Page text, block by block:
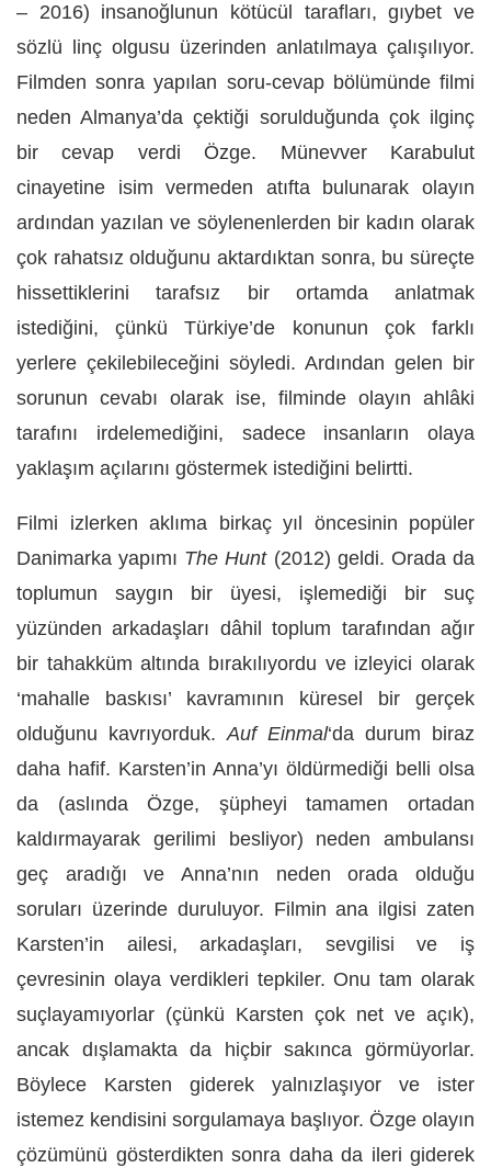
– 2016) insanoğlunun kötücül tarafları, gıybet ve
sözlü linç olgusu üzerinden anlatılmaya çalışılıyor.
Filmden sonra yapılan soru-cevap bölümünde filmi
neden Almanya’da çektiği sorulduğunda çok ilginç
bir cevap verdi Özge. Münevver Karabulut
cinayetine isim vermeden atıfta bulunarak olayın
ardından yazılan ve söylenenlerden bir kadın olarak
çok rahatsız olduğunu aktardıktan sonra, bu süreçte
hissettiklerini tarafsız bir ortamda anlatmak
istediğini, çünkü Türkiye’de konunun çok farklı
yerlere çekilebileceğini söyledi. Ardından gelen bir
sorunun cevabı olarak ise, filminde olayın ahlâki
tarafını irdelemediğini, sadece insanların olaya
yaklaşım açılarını göstermek istediğini belirtti.
Filmi izlerken aklıma birkaç yıl öncesinin popüler
Danimarka yapımı The Hunt (2012) geldi. Orada da
toplumun saygın bir üyesi, işlemediği bir suç
yüzünden arkadaşları dâhil toplum tarafından ağır
bir tahakküm altında bırakılıyordu ve izleyici olarak
‘mahalle baskısı’ kavramının küresel bir gerçek
olduğunu kavrıyorduk.Auf Einmal‘da durum biraz
daha hafif. Karsten’in Anna’yı öldürmediği belli olsa
da (aslında Özge, şüpheyi tamamen ortadan
kaldırmayarak gerilimi besliyor) neden ambulansı
geç aradığı ve Anna’nın neden orada olduğu
soruları üzerinde duruluyor. Filmin ana ilgisi zaten
Karsten’in ailesi, arkadaşları, sevgilisi ve iş
çevresinin olaya verdikleri tepkiler. Onu tam olarak
suçlayamıyorlar (çünkü Karsten çok net ve açık),
ancak dışlamakta da hiçbir sakınca görmüyorlar.
Böylece Karsten giderek yalnızlaşıyor ve ister
istemez kendisini sorgulamaya başlıyor. Özge olayın
çözümünü gösterdikten sonra daha da ileri giderek